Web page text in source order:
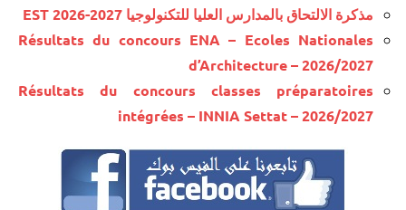
مذكرة الالتحاق بالمدارس العليا للتكنولوجيا EST 2026-2027
Résultats du concours ENA – Ecoles Nationales
d’Architecture – 2026/2027
Résultats du concours classes préparatoires
intégrées – INNIA Settat – 2026/2027